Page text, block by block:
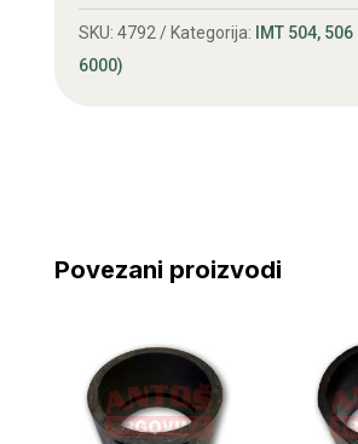
IMT
506
stari
SKU: 4792 Kategorija:
IMT 504,
6000)
Povezani proizvodi